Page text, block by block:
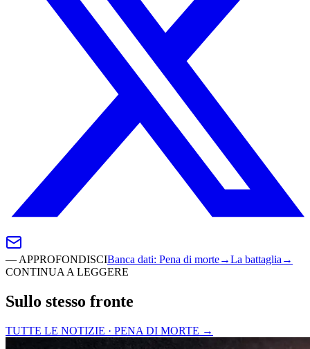
— APPROFONDISCIBanca dati: Pena di morte→La battaglia →
CONTINUA A LEGGERE
Sullo stesso fronte
TUTTE LE NOTIZIE · PENA DI MORTE →